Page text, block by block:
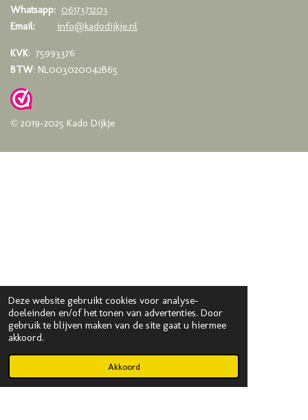
Deze website gebruikt cookies voor analyse-
doeleinden en/of het tonen van advertenties. Door
gebruik te blijven maken van de site gaat u hiermee
akkoord.
Akkoord
Whatsapp: 0617371203
Email:
info@kadodijkje.nl
KVK: 75993376
BTW: NL003020042B65
© 2019-2025 Kado Dijkje